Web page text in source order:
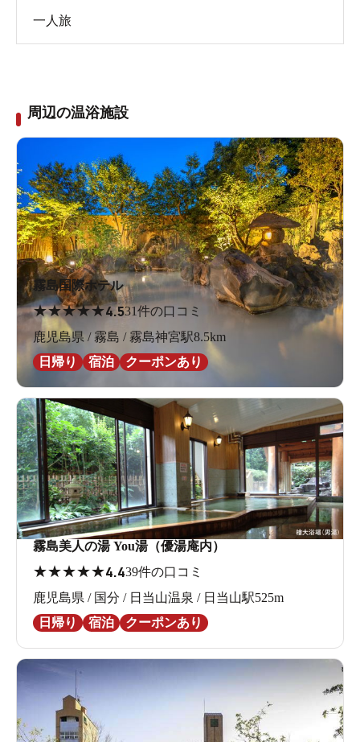
一人旅
周辺の温浴施設
霧島国際ホテル
★★★★★4.531件の口コミ
鹿児島県 / 霧島 / 霧島神宮駅8.5km
日帰り
宿泊 クーポンあり
霧島美人の湯 You湯（優湯庵内）
★★★★★4.439件の口コミ
鹿児島県 / 国分 / 日当山温泉 / 日当山駅525m
日帰り
宿泊 クーポンあり